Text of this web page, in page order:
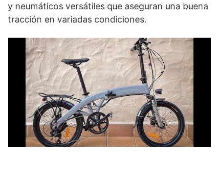
y neumáticos versátiles que aseguran una buena
tracción en variadas condiciones.